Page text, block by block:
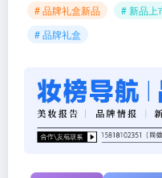
# 品牌礼盒新品
# 新品上
# 品牌礼盒